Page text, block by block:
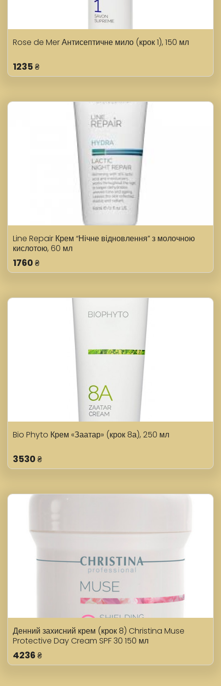
Rose de Mer Антисептичне мило (крок 1), 150 мл
1235 ₴
Line Repair Крем “Нічне відновлення” з молочною
кислотою, 60 мл
1760 ₴
Bio Phyto Крем «Заатар» (крок 8а), 250 мл
3530 ₴
Денний захисний крем (крок 8) Christina Muse
Protective Day Cream SPF 30 150 мл
4236 ₴